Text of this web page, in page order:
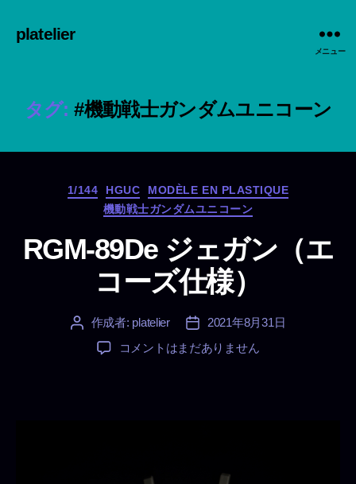
platelier
メニュー
タグ: #機動戦士ガンダムユニコーン
カ
テ
リ
ー
1/144 HGUC
MODÈLE EN PLASTIQUE
機動戦士ガンダムユニコーン
RGM-89De ジェガン（エ
コーズ仕様）
投 作成者: platelier
投
稿
日
2021年8月31日
RGM-
コメントはまだありません